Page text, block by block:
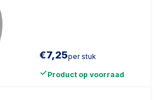
€7,25per stuk
Product op voorraad